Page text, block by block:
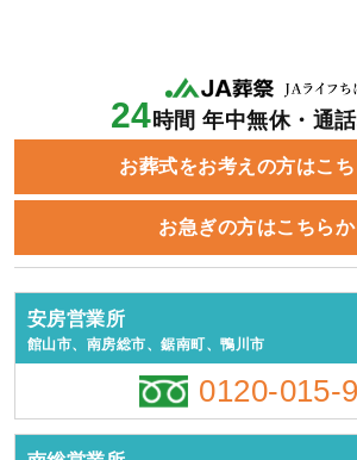
24時間 年中無休・通
お葬式をお考えの方はこ
お急ぎの方はこちらか
安房営業所
館山市、南房総市、鋸南町、鴨川市
0120-015-